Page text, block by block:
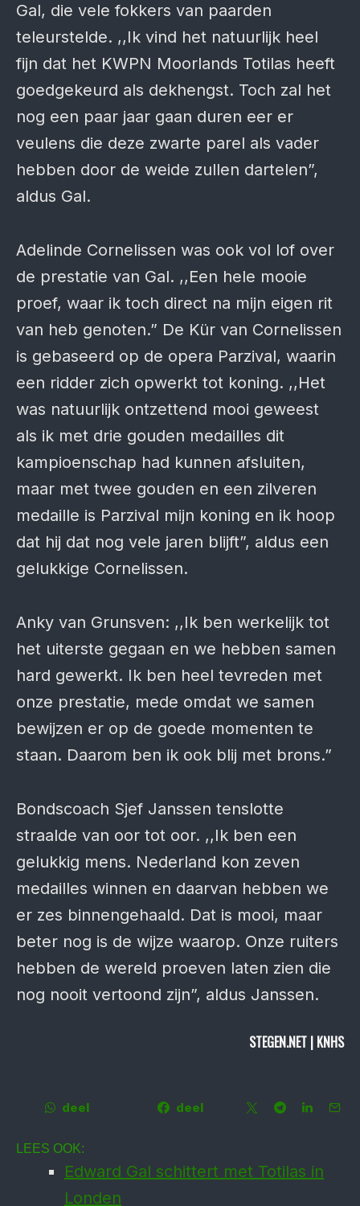
Gal, die vele fokkers van paarden
teleurstelde. ,,Ik vind het natuurlijk heel
fijn dat het KWPN Moorlands Totilas heeft
goedgekeurd als dekhengst. Toch zal het
nog een paar jaar gaan duren eer er
veulens die deze zwarte parel als vader
hebben door de weide zullen dartelen”,
aldus Gal.
Adelinde Cornelissen was ook vol lof over
de prestatie van Gal. ,,Een hele mooie
proef, waar ik toch direct na mijn eigen rit
van heb genoten.” De Kür van Cornelissen
is gebaseerd op de opera Parzival, waarin
een ridder zich opwerkt tot koning. ,,Het
was natuurlijk ontzettend mooi geweest
als ik met drie gouden medailles dit
kampioenschap had kunnen afsluiten,
maar met twee gouden en een zilveren
medaille is Parzival mijn koning en ik hoop
dat hij dat nog vele jaren blijft”, aldus een
gelukkige Cornelissen.
Anky van Grunsven: ,,Ik ben werkelijk tot
het uiterste gegaan en we hebben samen
hard gewerkt. Ik ben heel tevreden met
onze prestatie, mede omdat we samen
bewijzen er op de goede momenten te
staan. Daarom ben ik ook blij met brons.”
Bondscoach Sjef Janssen tenslotte
straalde van oor tot oor. ,,Ik ben een
gelukkig mens. Nederland kon zeven
medailles winnen en daarvan hebben we
er zes binnengehaald. Dat is mooi, maar
beter nog is de wijze waarop. Onze ruiters
hebben de wereld proeven laten zien die
nog nooit vertoond zijn”, aldus Janssen.
STEGEN.NET | KNHS
deel deel
LEES OOK:
Edward Gal schittert met Totilas in
Londen